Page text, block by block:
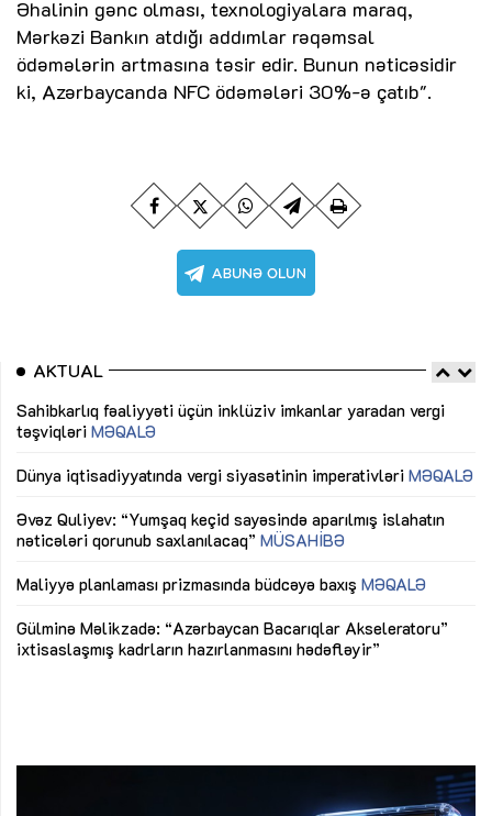
Əhalinin gənc olması, texnologiyalara maraq,
Mərkəzi Bankın atdığı addımlar rəqəmsal
ödəmələrin artmasına təsir edir. Bunun nəticəsidir
ki, Azərbaycanda NFC ödəmələri 30%-ə çatıb".
AKTUAL
Sahibkarlıq fəaliyyəti üçün inklüziv imkanlar yaradan vergi
təşviqləri MƏQALƏ
Dünya iqtisadiyyatında vergi siyasətinin imperativləri MƏQALƏ
Əvəz Quliyev: “Yumşaq keçid sayəsində aparılmış islahatın
nəticələri qorunub saxlanılacaq” MÜSAHİBƏ
Maliyyə planlaması prizmasında büdcəyə baxış MƏQALƏ
Gülminə Məlikzadə: “Azərbaycan Bacarıqlar Akseleratoru”
ixtisaslaşmış kadrların hazırlanmasını hədəfləyir”